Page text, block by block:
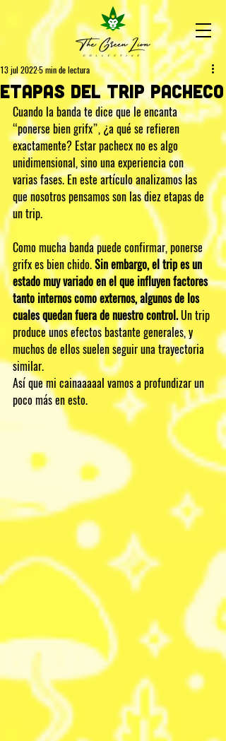
Etapas del trip pacheco
13 jul 20225 min de lectura
Cuando la banda te dice que le encanta
“ponerse bien grifx”, ¿a qué se refieren
exactamente? Estar pachecx no es algo
unidimensional, sino una experiencia con
varias fases. En este artículo analizamos las
que nosotros pensamos son las diez etapas de
un trip.
Como mucha banda puede confirmar, ponerse
grifx es bien chido. Sin embargo, el trip es un
estado muy variado en el que influyen factores
tanto internos como externos, algunos de los
cuales quedan fuera de nuestro control. Un trip
produce unos efectos bastante generales, y
muchos de ellos suelen seguir una trayectoria
similar.
Así que mi cainaaaaal vamos a profundizar un
poco más en esto.